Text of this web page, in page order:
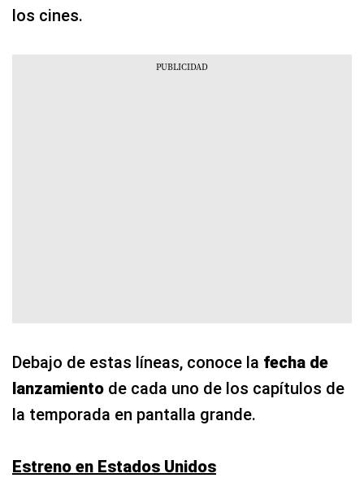
los cines.
Debajo de estas líneas, conoce la fecha de
lanzamiento de cada uno de los capítulos de
la temporada en pantalla grande.
Estreno en Estados Unidos